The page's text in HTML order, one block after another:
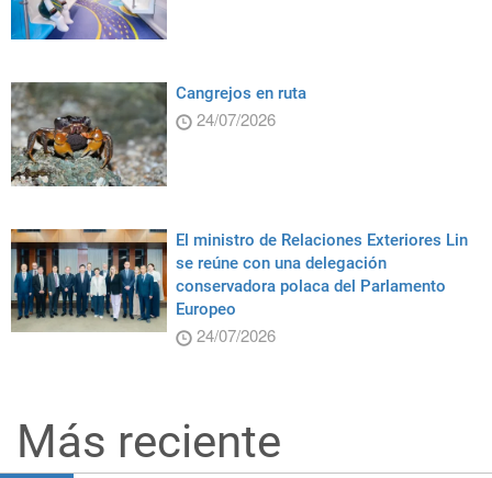
Cangrejos en ruta
24/07/2026
El ministro de Relaciones Exteriores Lin
se reúne con una delegación
conservadora polaca del Parlamento
Europeo
24/07/2026
Más reciente